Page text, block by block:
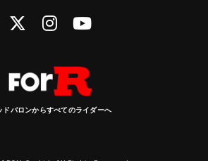
ドバロンからすべてのライダーへ